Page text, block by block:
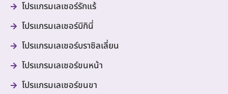
โปรแกรมเลเซอร์รักแร้
โปรแกรมเลเซอร์บิกินี่
โปรแกรมเลเซอร์บราซิลเลี่ยน
โปรแกรมเลเซอร์ขนหน้า
โปรแกรมเลเซอร์ขนขา